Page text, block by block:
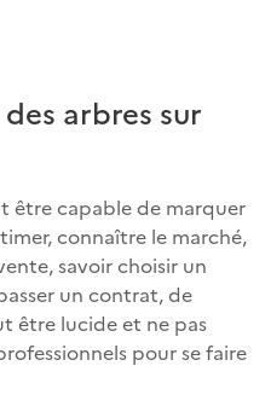
arbres sur
être capable de marquer
connaître le marché,
savoir choisir un
un contrat, de
être lucide et ne pas
pour se faire